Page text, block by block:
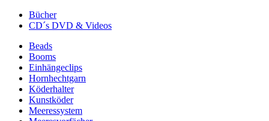
Bücher
CD´s DVD & Videos
Beads
Booms
Einhängeclips
Hornhechtgarn
Köderhalter
Kunstköder
Meeressystem